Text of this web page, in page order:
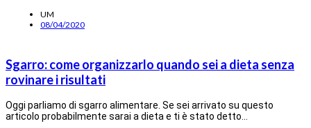
UM
08/04/2020
Sgarro: come organizzarlo quando sei a dieta senza
rovinare i risultati
Oggi parliamo di sgarro alimentare. Se sei arrivato su questo
articolo probabilmente sarai a dieta e ti è stato detto…